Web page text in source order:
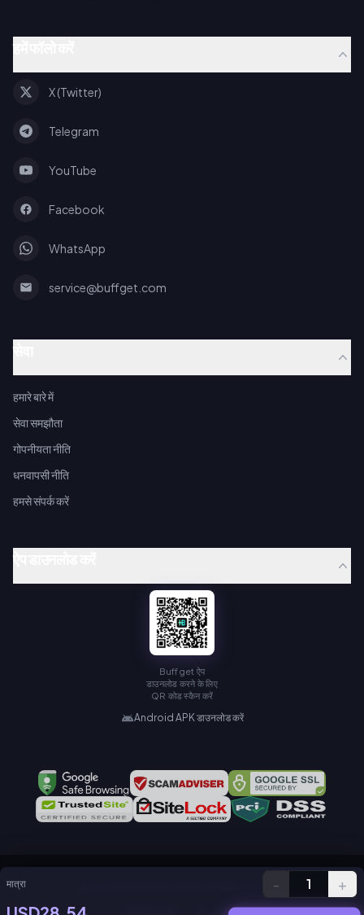
X (Twitter)
Telegram
YouTube
Facebook
WhatsApp
service@buffget.com
हमारे बारे में
सेवा समझौता
गोपनीयता नीति
धनवापसी नीति
हमसे संपर्क करें
Buffget ऐप
डाउनलोड करने के लिए
QR कोड स्कैन करें
Android APK डाउनलोड करें
Copyright © KAMIAGEN LIMITED. All Rights Reserved.
मात्रा - 1 +